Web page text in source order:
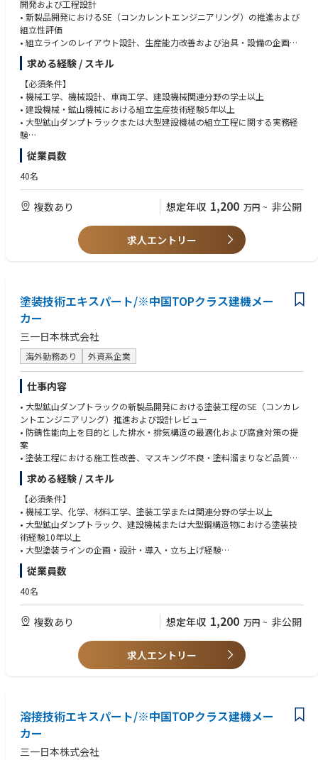
開発および工程設計
• 新製品開発におけるSE（コンカレントエンジニアリング）の推進および
組立性評価
• 組立ラインのレイアウト設計、生産能力改善および治具・設備の企画・
検証
• ボルト締結管理に関する技術基準の策定（締付トルク設定、締結条件、
品質保証、防緩み対策等）
• 油圧配管・車両ハーネスの設計最適化および組立工程改善
• 配管・ハーネスの取り回し、固定方法、長さ調整など組立品質向上に向
けた技術改善
• 生産現場における技術支援、不具合解析および改善活動の推進
• ベンチマーク調査および組立技術の継続的改善
• 協力会社への技術指導、品質改善支援および現場教育
• 新工法・スマートツール・新材料など先進技術の導入および量産展開
求める経験 / スキル
【必須条件】
• 機械工学、機械設計、車両工学、建設機械関連分野の学士以上
• 建設機械・鉱山機械における組立生産技術経験5年以上
• 大型鉱山ダンプトラックまたは大型建設機械の組立工程に関する実務経
験
• ボルト締結管理、締付トルク管理に関する専門知識
• 油圧配管および車両ハーネスの組立技術・工程設計経験
• CAD、SolidWorks等を用いた機械設計経験
【歓迎条件】
• 大型建設機械の生産ライン立ち上げ経験
• スマートファクトリー、自動化設備導入経験
• 海外工場立ち上げまたは海外生産支援経験
• ベンチマーク分析および工程改善活動の経験
従業員数
40名
複数あり 想定年収 1,200 万円 ~ 非公開
求人エントリー
塗装技術エキスパート/※中国TOPクラス建機メー
カー
三一日本株式会社
海外勤務あり 外資系企業
仕事内容
• 大型鉱山ダンプトラックの新製品開発における塗装工程のSE（コンカレ
ントエンジニアリング）推進および設計レビュー
• 防錆性能向上を目的とした排水・排気構造の最適化および腐食対策の提
案
• 塗装工程における施工性改善、マスキング不良・塗料溜まりなど品質リ
スクの低減
• 生産ラインでの量産検証（トライ）および塗装工程の立ち上げ支援
• 大型鉱山ダンプトラック向け塗装ラインの企画・設計・導入および工程
開発
• 新規塗装設備・生産ラインのレイアウト設計および導入プロジェクトの
推進
• 環境対応塗料・新材料・自動化設備など新技術の調査・評価・量産導入
• 協力会社への技術支援・品質改善指導および工程監査
求める経験 / スキル
【必須条件】
• 機械工学、化学、材料工学、塗装工学または関連分野の学士以上
• 大型鉱山ダンプトラック、建設機械または大型鋼構造物における塗装技
術経験10年以上
• 大型塗装ラインの企画・設計・導入・立ち上げ経験
• 電着塗装（E-Coat）、シーリング、上塗り工程を含む塗装プロセスに関
する専門知識
• 塗装品質改善、工程改善および量産立ち上げの実務経験
【歓迎条件】
• 百トンクラス以上の大型鉱山ダンプトラック開発・生産経験
• 新規塗装ラインの立ち上げまたは工場建設プロジェクトへの参画経験
• 環境対応塗料・新材料・新工法の研究開発経験
• 自動塗装設備・ロボット塗装設備に関する知識
従業員数
40名
複数あり 想定年収 1,200 万円 ~ 非公開
求人エントリー
溶接技術エキスパート/※中国TOPクラス建機メー
カー
三一日本株式会社